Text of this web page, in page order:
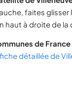
faites
haut à droite de la
de France
fiche détaillée de